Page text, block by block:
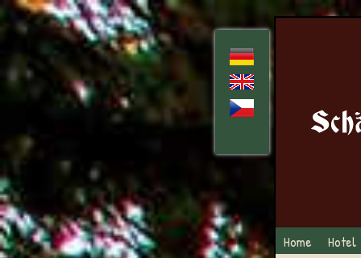
Home Hotel